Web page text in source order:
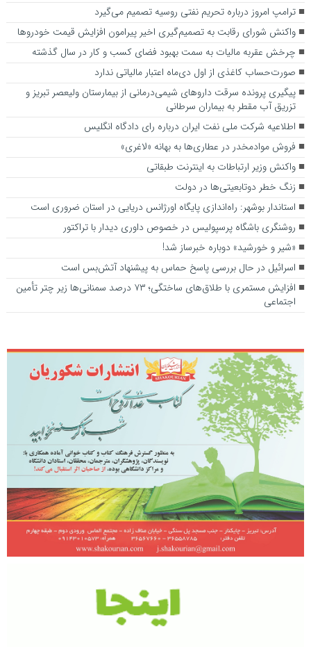
ترامپ امروز درباره تحریم نفتی روسیه تصمیم می‌گیرد
واکنش شورای رقابت به تصمیم‌گیری اخیر پیرامون افزایش قیمت خودروها
چرخش عقربه مالیات به سمت بهبود فضای کسب و کار در سال گذشته
صورت‌حساب کاغذی از اول دی‌ماه اعتبار مالیاتی ندارد
پیگیری پرونده سرقت داروهای شیمی‌درمانی از بیمارستان ولیعصر تبریز و
تزریق آب مقطر به بیماران سرطانی
اطلاعیه شرکت ملی نفت ایران درباره رای دادگاه انگلیس
فروش موادمخدر در عطاری‌ها به بهانه «لاغری»
واکنش وزیر ارتباطات به اینترنت طبقاتی
زنگ خطر دوتابعیتی‌ها در دولت
استاندار بوشهر: راه‌اندازی پایگاه اورژانس دریایی در استان ضروری است
روشنگری باشگاه پرسپولیس در خصوص داوری دیدار با تراکتور
«شیر و خورشید» دوباره خبرساز شد!
اسرائیل در حال بررسی پاسخ حماس به پیشنهاد آتش‌بس است
افزایش مستمری با طلاق‌های ساختگی؛ ۷۳ درصد سمنانی‌ها زیر چتر تأمین
اجتماعی